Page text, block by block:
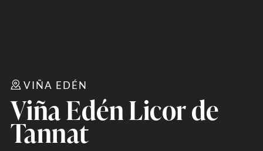
VIÑA EDÉN
Viña Edén Licor de
Tannat